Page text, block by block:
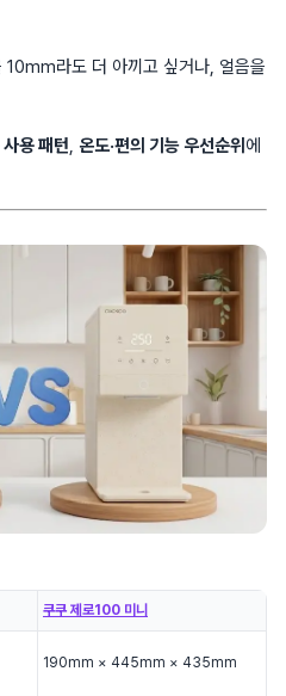
라도 더 아끼고 싶거나, 얼음을
용 패턴, 온도·편의 기능 우선순위 에
쿠쿠 제로100 미니
190mm × 445mm × 435mm